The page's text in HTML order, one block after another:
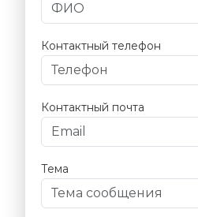
Контактный телефон
Контактный почта
Тема